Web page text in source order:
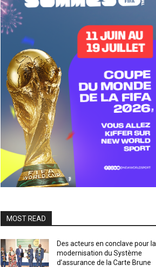
MOST READ
Des acteurs en conclave pour la
modernisation du Système
d’assurance de la Carte Brune